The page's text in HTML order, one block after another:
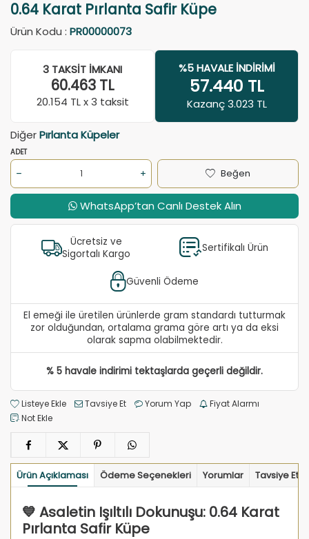
0.64 Karat Pırlanta Safir Küpe
Ürün Kodu : PR00000073
3 TAKSIT İMKANI
60.463TL
20.154 TL x 3 taksit
%5 HAVALE İNDIRIMI
57.440 TL
Kazanç 3.023 TL
DiğerPırlanta Küpeler
ADET
Beğen
WhatsApp’tan Canlı Destek Alın
Ücretsiz ve
Sigortalı Kargo
Sertifikalı Ürün
Güvenli Ödeme
El emeği ile üretilen ürünlerde gram standardı tutturmak
zor olduğundan, ortalama grama göre artı ya da eksi
olarak sapma olabilmektedir.
% 5 havale indirimi tektaşlarda geçerli değildir.
Listeye Ekle Tavsiye Et Yorum Yap
Fiyat Alarmı
Not Ekle
Ürün Açıklaması Ödeme Seçenekleri Yorumlar Tavsiye Et
💙 Asaletin Işıltılı Dokunuşu: 0.64 Karat
Pırlanta Safir Küpe